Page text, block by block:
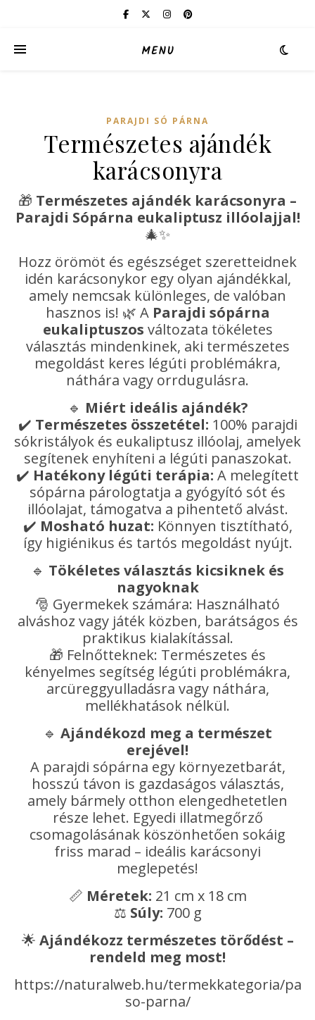
MENU
PARAJDI SÓ PÁRNA
Természetes ajándék
karácsonyra
Természetes ajándék karácsonyra –
Parajdi Sópárna eukaliptusz illóolajjal!
🎄✨
Hozz örömöt és egészséget szeretteidnek
idén karácsonykor egy olyan ajándékkal,
amely nemcsak különleges, de valóban
hasznos is! 🌿 A Parajdi sópárna
eukaliptuszos változata tökéletes
választás mindenkinek, aki természetes
megoldást keres légúti problémákra,
náthára vagy orrdugulásra.
🔹 Miért ideális ajándék?
✔️ Természetes összetétel: 100% parajdi
sókristályok és eukaliptusz illóolaj, amelyek
segítenek enyhíteni a légúti panaszokat.
✔️ Hatékony légúti terápia: A melegített
sópárna párologtatja a gyógyító sót és
illóolajat, támogatva a pihentető alvást.
✔️ Mosható huzat: Könnyen tisztítható,
így higiénikus és tartós megoldást nyújt.
🔹 Tökéletes választás kicsiknek és
nagyoknak
🎅 Gyermekek számára: Használható
alváshoz vagy játék közben, barátságos és
praktikus kialakítással.
🎁 Felnőtteknek: Természetes és
kényelmes segítség légúti problémákra,
arcüreggyulladásra vagy náthára,
mellékhatások nélkül.
🔹 Ajándékozd meg a természet
erejével!
A parajdi sópárna egy környezetbarát,
hosszú távon is gazdaságos választás,
amely bármely otthon elengedhetetlen
része lehet. Egyedi illatmegőrző
csomagolásának köszönhetően sokáig
friss marad – ideális karácsonyi
meglepetés!
📏 Méretek: 21 cm x 18 cm
⚖️ Súly: 700 g
🌟 Ajándékozz természetes törődést –
rendeld meg most!
https://naturalweb.hu/termekkategoria/
so-parna/